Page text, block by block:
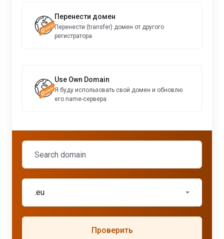
Перенести домен
Перенести (transfer) домен от другого
регистратора
Use Own Domain
Я буду использовать свой домен и обновлю
его name-сервера
.eu
Проверить